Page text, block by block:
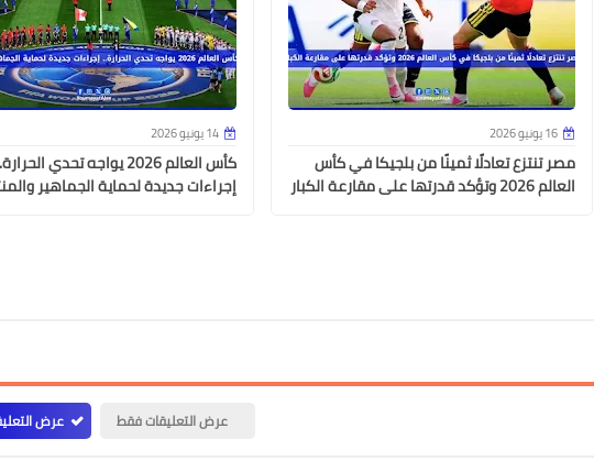
16 يونيو 2026
مصر تنتزع تعادلًا ثمينًا من بلجيكا في كأس
العالم 2026 وتؤكد قدرتها على مقارعة الكبار
14 يونيو 2026
كأس العالم 2026 يواجه تحدي
إجراءات جديدة لحماية الجماهير
عرض التعليقات فقط عرض
01 يونيو 2026